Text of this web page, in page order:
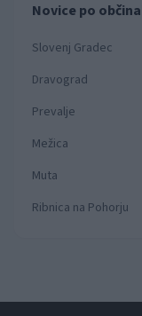
Novice po
Slovenj Gradec
Dravograd
Prevalje
Mežica
Muta
Ribnica na Pohorju